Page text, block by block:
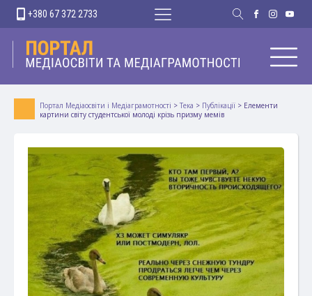
+380 67 372 2733
Портал Медіаосвіти і Медіаграмотності > Тека > Публікації > Елементи
картини світу студентської молоді крізь призму мемів